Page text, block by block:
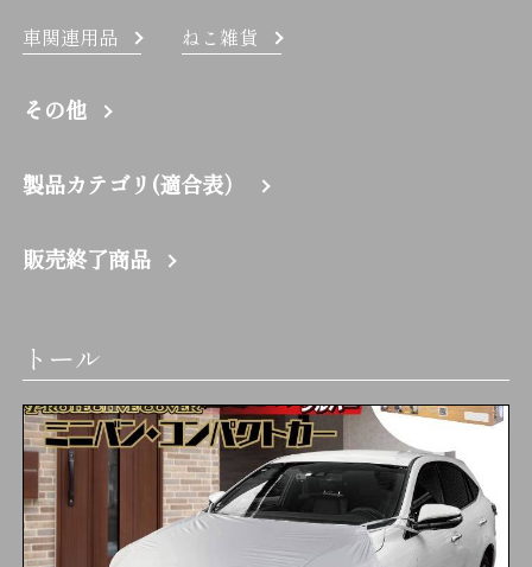
車関連用品 ねこ雑貨
その他
製品カテゴリ(適合表）
販売終了商品
トール